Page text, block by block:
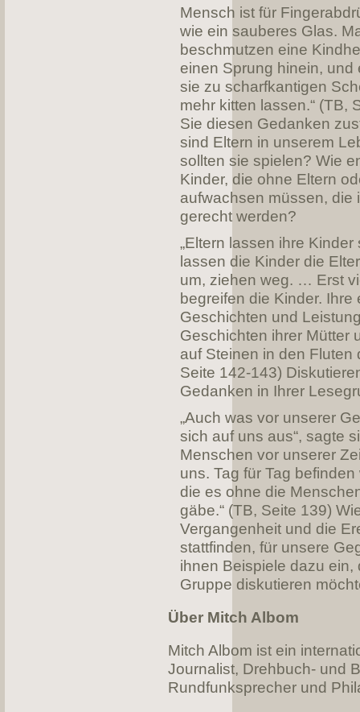
Mensch ist für
wie ein sauberes Glas.
beschmutzen eine
einen Sprung hinein, und
sie zu scharfkantigen
mehr kitten lassen.“ (TB,
Sie diesen Gedanken
sind Eltern in unserem
sollten sie spielen? Wie
Kinder, die ohne Eltern
aufwachsen müssen, die
gerecht werden?
„Eltern lassen ihre
lassen die Kinder die
um, ziehen weg. … Erst
begreifen die Kinder. Ihre
Geschichten und
Geschichten ihrer Mütter
auf Steinen in den Fluten
Seite 142-143)
Gedanken in Ihrer
„Auch was vor unserer
sich auf uns aus“, sagte
Menschen vor unserer
uns. Tag für Tag
die es ohne die
gäbe.“ (TB, Seite 139)
Vergangenheit und die
stattfinden, für unsere
ihnen Beispiele dazu ein,
Gruppe diskutieren
Über Mitch Albom
Mitch Albom ist ein
Journalist, Drehbuch- und
Rundfunksprecher und